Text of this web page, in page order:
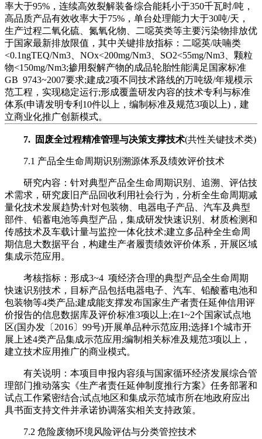
率大于95%，连续高效裂解装备综合能耗小于350千瓦时/吨，
高品质产品有效收率大于75%，单台处理能力大于30吨/天，
生产过程二氧化硫、氮氧化物、二噁英类等主要污染物排放优
于国家最新排放限值，其中关键排放指标：二噁英/呋喃类
<0.1ngTEQ/Nm3、NOx<200mg/Nm3、SO2<55mg/Nm3、颗粒
物<150mg/Nm3;掺用裂解产物的成品轮胎性能满足国家标准
GB 9743~2007要求;建成2项不同技术路线的万吨级/年规模示
范工程，实现稳定运行;形成覆盖研发内容的技术专利与标准
体系(申请发明专利10件以上，编制标准及规范3项以上)，建
立商业化推广创新模式。
7. 固废全过程精准管理与决策支撑技术(共性关键技术类)
7.1 产品全生命周期识别溯源体系及绩效评价技术
研究内容：针对典型产品全生命周期识别、追溯、评估技
术需求，研究废旧产品回收利用社会行为，分析全生命周期减
量化技术发展趋势;针对包装物、电器电子产品、汽车及典型
部件、铅蓄电池等典型产品，集成研发快速识别、材质检测和
传感技术及车载计量与监控一体化技术;建立多品种全生命周
期信息大数据平台，构建生产者履责绩效评价体系，开展区域
集成示范应用。
考核指标：形成3~4 项经济合理的典型产品全生命周期
快速识别技术，目标产品包括电器电子、汽车、铅酸蓄电池和
包装物等4类产品;建成能支撑发布国家生产者责任延伸信用评
价报告的信息数据库及评价标准3项以上;在1~2个国家试点地
区(国办发〔2016〕99号)开展单品种示范应用;选择1个城市开
展上述4类产品集成示范应用;编制相关标准及规范3项以上，
建立技术应用推广的商业模式。
有关说明：本项目申报内容须与国家循环经济发展综合管
理部门推动落实《生产者责任延伸制度推行方案》任务部署和
试点工作紧密结合;试点地区和集成示范城市所在地政府应出
具书面支持文件并承诺协调落实相关支持政策。
7.2 危险废物环境风险评估与分类管控技术